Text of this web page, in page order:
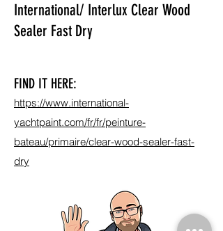
International/ Interlux Clear Wood
Sealer Fast Dry
FIND IT HERE:
https://www.international-
yachtpaint.com/fr/fr/peinture-
bateau/primaire/clear-wood-sealer-fast-
dry